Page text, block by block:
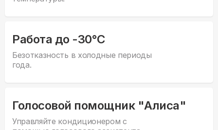
Работа до -30°С
Безотказность в холодные периоды
года.
Голосовой помощник "Алиса"
Управляйте кондиционером с